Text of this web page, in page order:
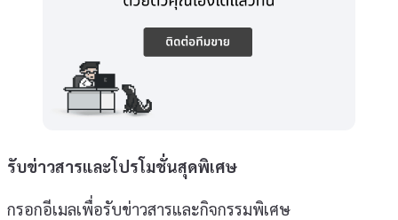
รับข่าวสารและโปรโมชั่นสุดพิเศษ
กรอกอีเมลเพื่อรับข่าวสารและกิจกรรมพิเศษ